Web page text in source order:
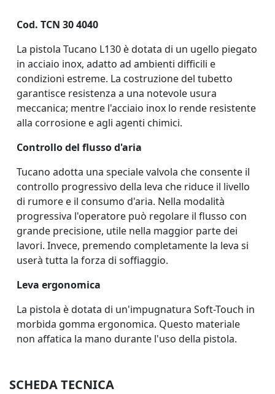
Cod. TCN 30 4040
La pistola Tucano L130 è dotata di un ugello piegato
in acciaio inox, adatto ad ambienti difficili e
condizioni estreme. La costruzione del tubetto
garantisce resistenza a una notevole usura
meccanica; mentre l'acciaio inox lo rende resistente
alla corrosione e agli agenti chimici.
Controllo del flusso d'aria
Tucano adotta una speciale valvola che consente il
controllo progressivo della leva che riduce il livello
di rumore e il consumo d'aria. Nella modalità
progressiva l'operatore può regolare il flusso con
grande precisione, utile nella maggior parte dei
lavori. Invece, premendo completamente la leva si
userà tutta la forza di soffiaggio.
Leva ergonomica
La pistola è dotata di un'impugnatura Soft-Touch in
morbida gomma ergonomica. Questo materiale
non affatica la mano durante l'uso della pistola.
SCHEDA TECNICA